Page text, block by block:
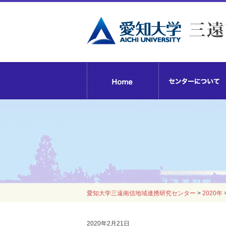
愛知大学三遠南信地域連携研究センター > 2020年
2020年2月21日